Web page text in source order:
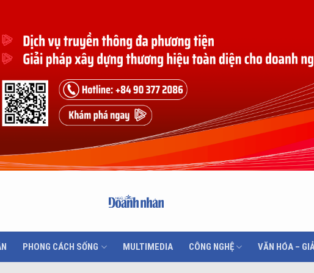
PHONG CÁCH SỐNG MULTIMEDIA CÔNG NGHỆ VĂN HÓA –